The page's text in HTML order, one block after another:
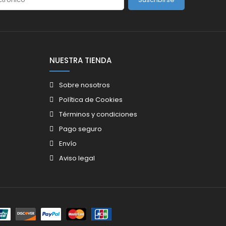
NUESTRA TIENDA
Sobre nosotros
Política de Cookies
Términos y condiciones
Pago seguro
Envío
Aviso legal